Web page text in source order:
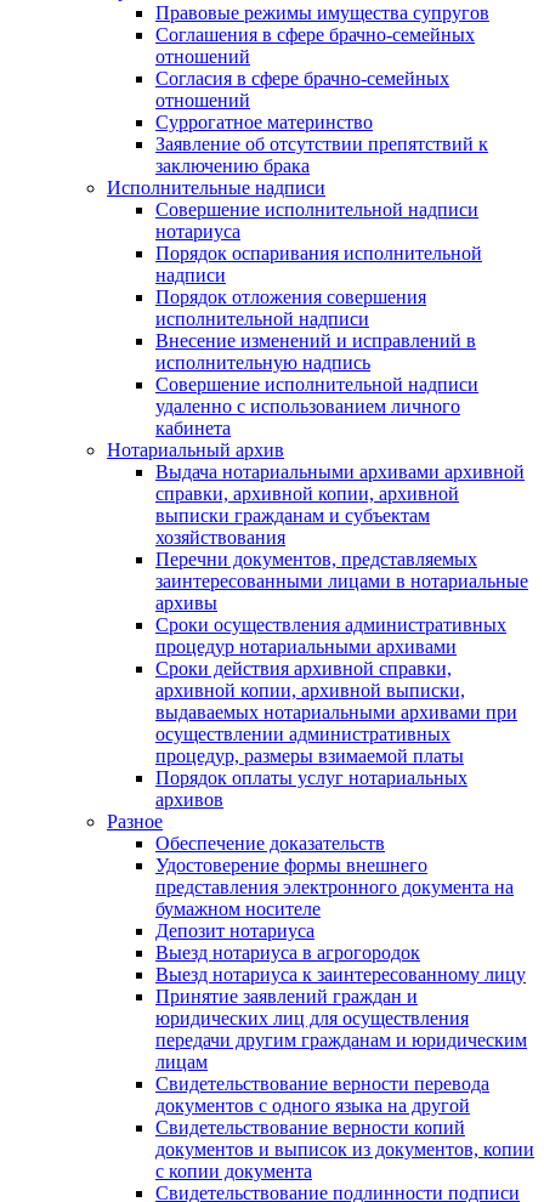
Правовые режимы имущества супругов
Соглашения в сфере брачно-семейных
отношений
Согласия в сфере брачно-семейных
отношений
Суррогатное материнство
Заявление об отсутствии препятствий к
заключению брака
Исполнительные надписи
Совершение исполнительной надписи
нотариуса
Порядок оспаривания исполнительной
надписи
Порядок отложения совершения
исполнительной надписи
Внесение изменений и исправлений в
исполнительную надпись
Совершение исполнительной надписи
удаленно с использованием личного
кабинета
Нотариальный архив
Выдача нотариальными архивами архивной
справки, архивной копии, архивной
выписки гражданам и субъектам
хозяйствования
Перечни документов, представляемых
заинтересованными лицами в нотариальные
архивы
Сроки осуществления административных
процедур нотариальными архивами
Сроки действия архивной справки,
архивной копии, архивной выписки,
выдаваемых нотариальными архивами при
осуществлении административных
процедур, размеры взимаемой платы
Порядок оплаты услуг нотариальных
архивов
Разное
Обеспечение доказательств
Удостоверение формы внешнего
представления электронного документа на
бумажном носителе
Депозит нотариуса
Выезд нотариуса в агрогородок
Выезд нотариуса к заинтересованному лицу
Принятие заявлений граждан и
юридических лиц для осуществления
передачи другим гражданам и юридическим
лицам
Свидетельствование верности перевода
документов с одного языка на другой
Свидетельствование верности копий
документов и выписок из документов, копии
с копии документа
Свидетельствование подлинности подписи